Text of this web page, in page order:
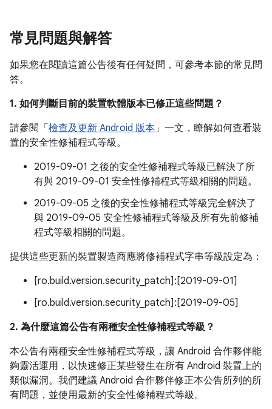
常見問題與解答
如果您在閱讀這篇公告後有任何疑問，可參考本節的常見問
答。
1. 如何判斷目前的裝置軟體版本已修正這些問題？
請參閱「 檢查及更新 Android 版本」一文，瞭解如何查看裝
置的安全性修補程式等級。
2019-09-01 之後的安全性修補程式等級已解決了所
有與 2019-09-01 安全性修補程式等級相關的問題。
2019-09-05 之後的安全性修補程式等級完全解決了
與 2019-09-05 安全性修補程式等級及所有先前修補
程式等級相關的問題。
提供這些更新的裝置製造商應將修補程式字串等級設定為：
[ro.build.version.security_patch]:[2019-09-01]
[ro.build.version.security_patch]:[2019-09-05]
2. 為什麼這篇公告有兩種安全性修補程式等級？
本公告有兩種安全性修補程式等級，讓 Android 合作夥伴能
夠靈活運用，以快速修正某些發生在所有 Android 裝置上的
類似漏洞。我們建議 Android 合作夥伴修正本公告所列的所
有問題，並使用最新的安全性修補程式等級。